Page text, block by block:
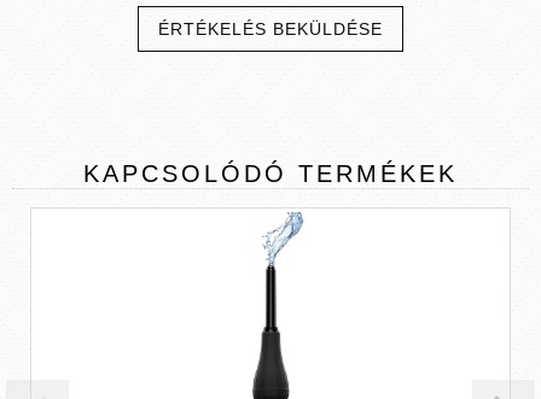
ÉRTÉKELÉS BEKÜLDÉSE
KAPCSOLÓDÓ TERMÉKEK